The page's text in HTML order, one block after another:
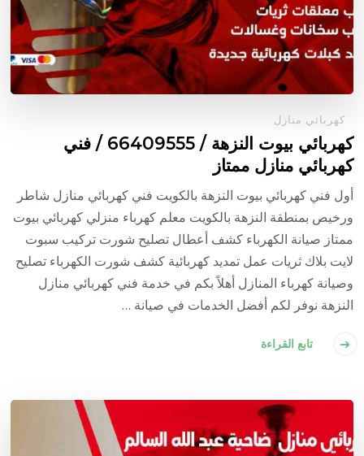
كهربائي منازل
كهربائي بيوت النزهة / 66409555 / فني
كهربائي منازل ممتاز
أول فني كهربائي بيوت النزهة بالكويت فني كهربائي منازل شاطر
ورخيص بمنطقة النزهة بالكويت معلم كهرباء منزلي كهربائي بيوت
ممتاز صيانة الكهرباء كشف أعطال تصليح شورت تركيب سبوت
لايت بلاك ثريات عمل تمديد كهربائية كشف شورت الكهرباء تصليح
وصيانة كهرباء المنازل أهلاً بكم في خدمة فني كهربائي منازل
النزهة نوفر لكم أفضل الخدمات في صيانة …
تابع القراءة